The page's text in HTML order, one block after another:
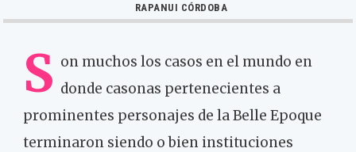
RAPANUI CÓRDOBA
S on muchos los casos en el mundo en
donde casonas pertenecientes a
prominentes personajes de la Belle Epoque
terminaron siendo o bien instituciones